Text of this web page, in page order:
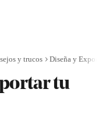
y trucos Diseña y Exporta
tu